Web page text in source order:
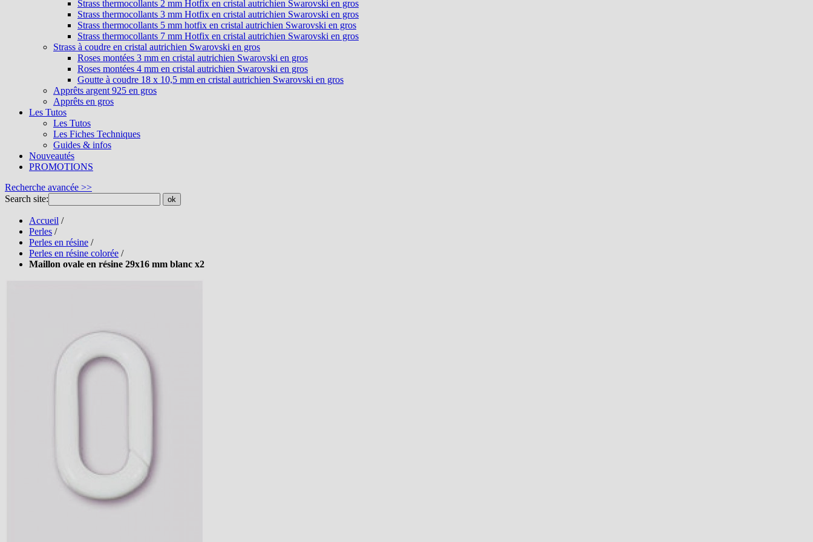
Strass thermocollants 2 mm Hotfix en cristal autrichien Swarovski en gros
Strass thermocollants 3 mm Hotfix en cristal autrichien Swarovski en gros
Strass thermocollants 5 mm hotfix en cristal autrichien Swarovski en gros
Strass thermocollants 7 mm Hotfix en cristal autrichien Swarovski en gros
Strass à coudre en cristal autrichien Swarovski en gros
Roses montées 3 mm en cristal autrichien Swarovski en gros
Roses montées 4 mm en cristal autrichien Swarovski en gros
Goutte à coudre 18 x 10,5 mm en cristal autrichien Swarovski en gros
Apprêts argent 925 en gros
Apprêts en gros
Les Tutos
Les Tutos
Les Fiches Techniques
Guides & infos
Nouveautés
PROMOTIONS
Recherche avancée >>
Search site:
ok
Accueil /
Perles /
Perles en résine /
Perles en résine colorée /
Maillon ovale en résine 29x16 mm blanc x2